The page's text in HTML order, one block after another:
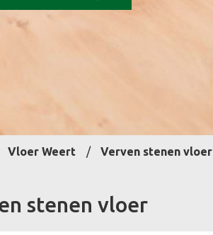
Vloer Weert Verven stenen vloer
stenen vloer